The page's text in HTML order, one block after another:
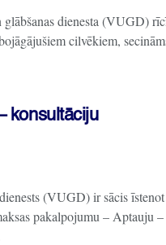
dienesta (VUGD)
cilvēkiem,
konsultāciju
(VUGD) ir sācis īstenot
pakalpojumu – Aptauju –